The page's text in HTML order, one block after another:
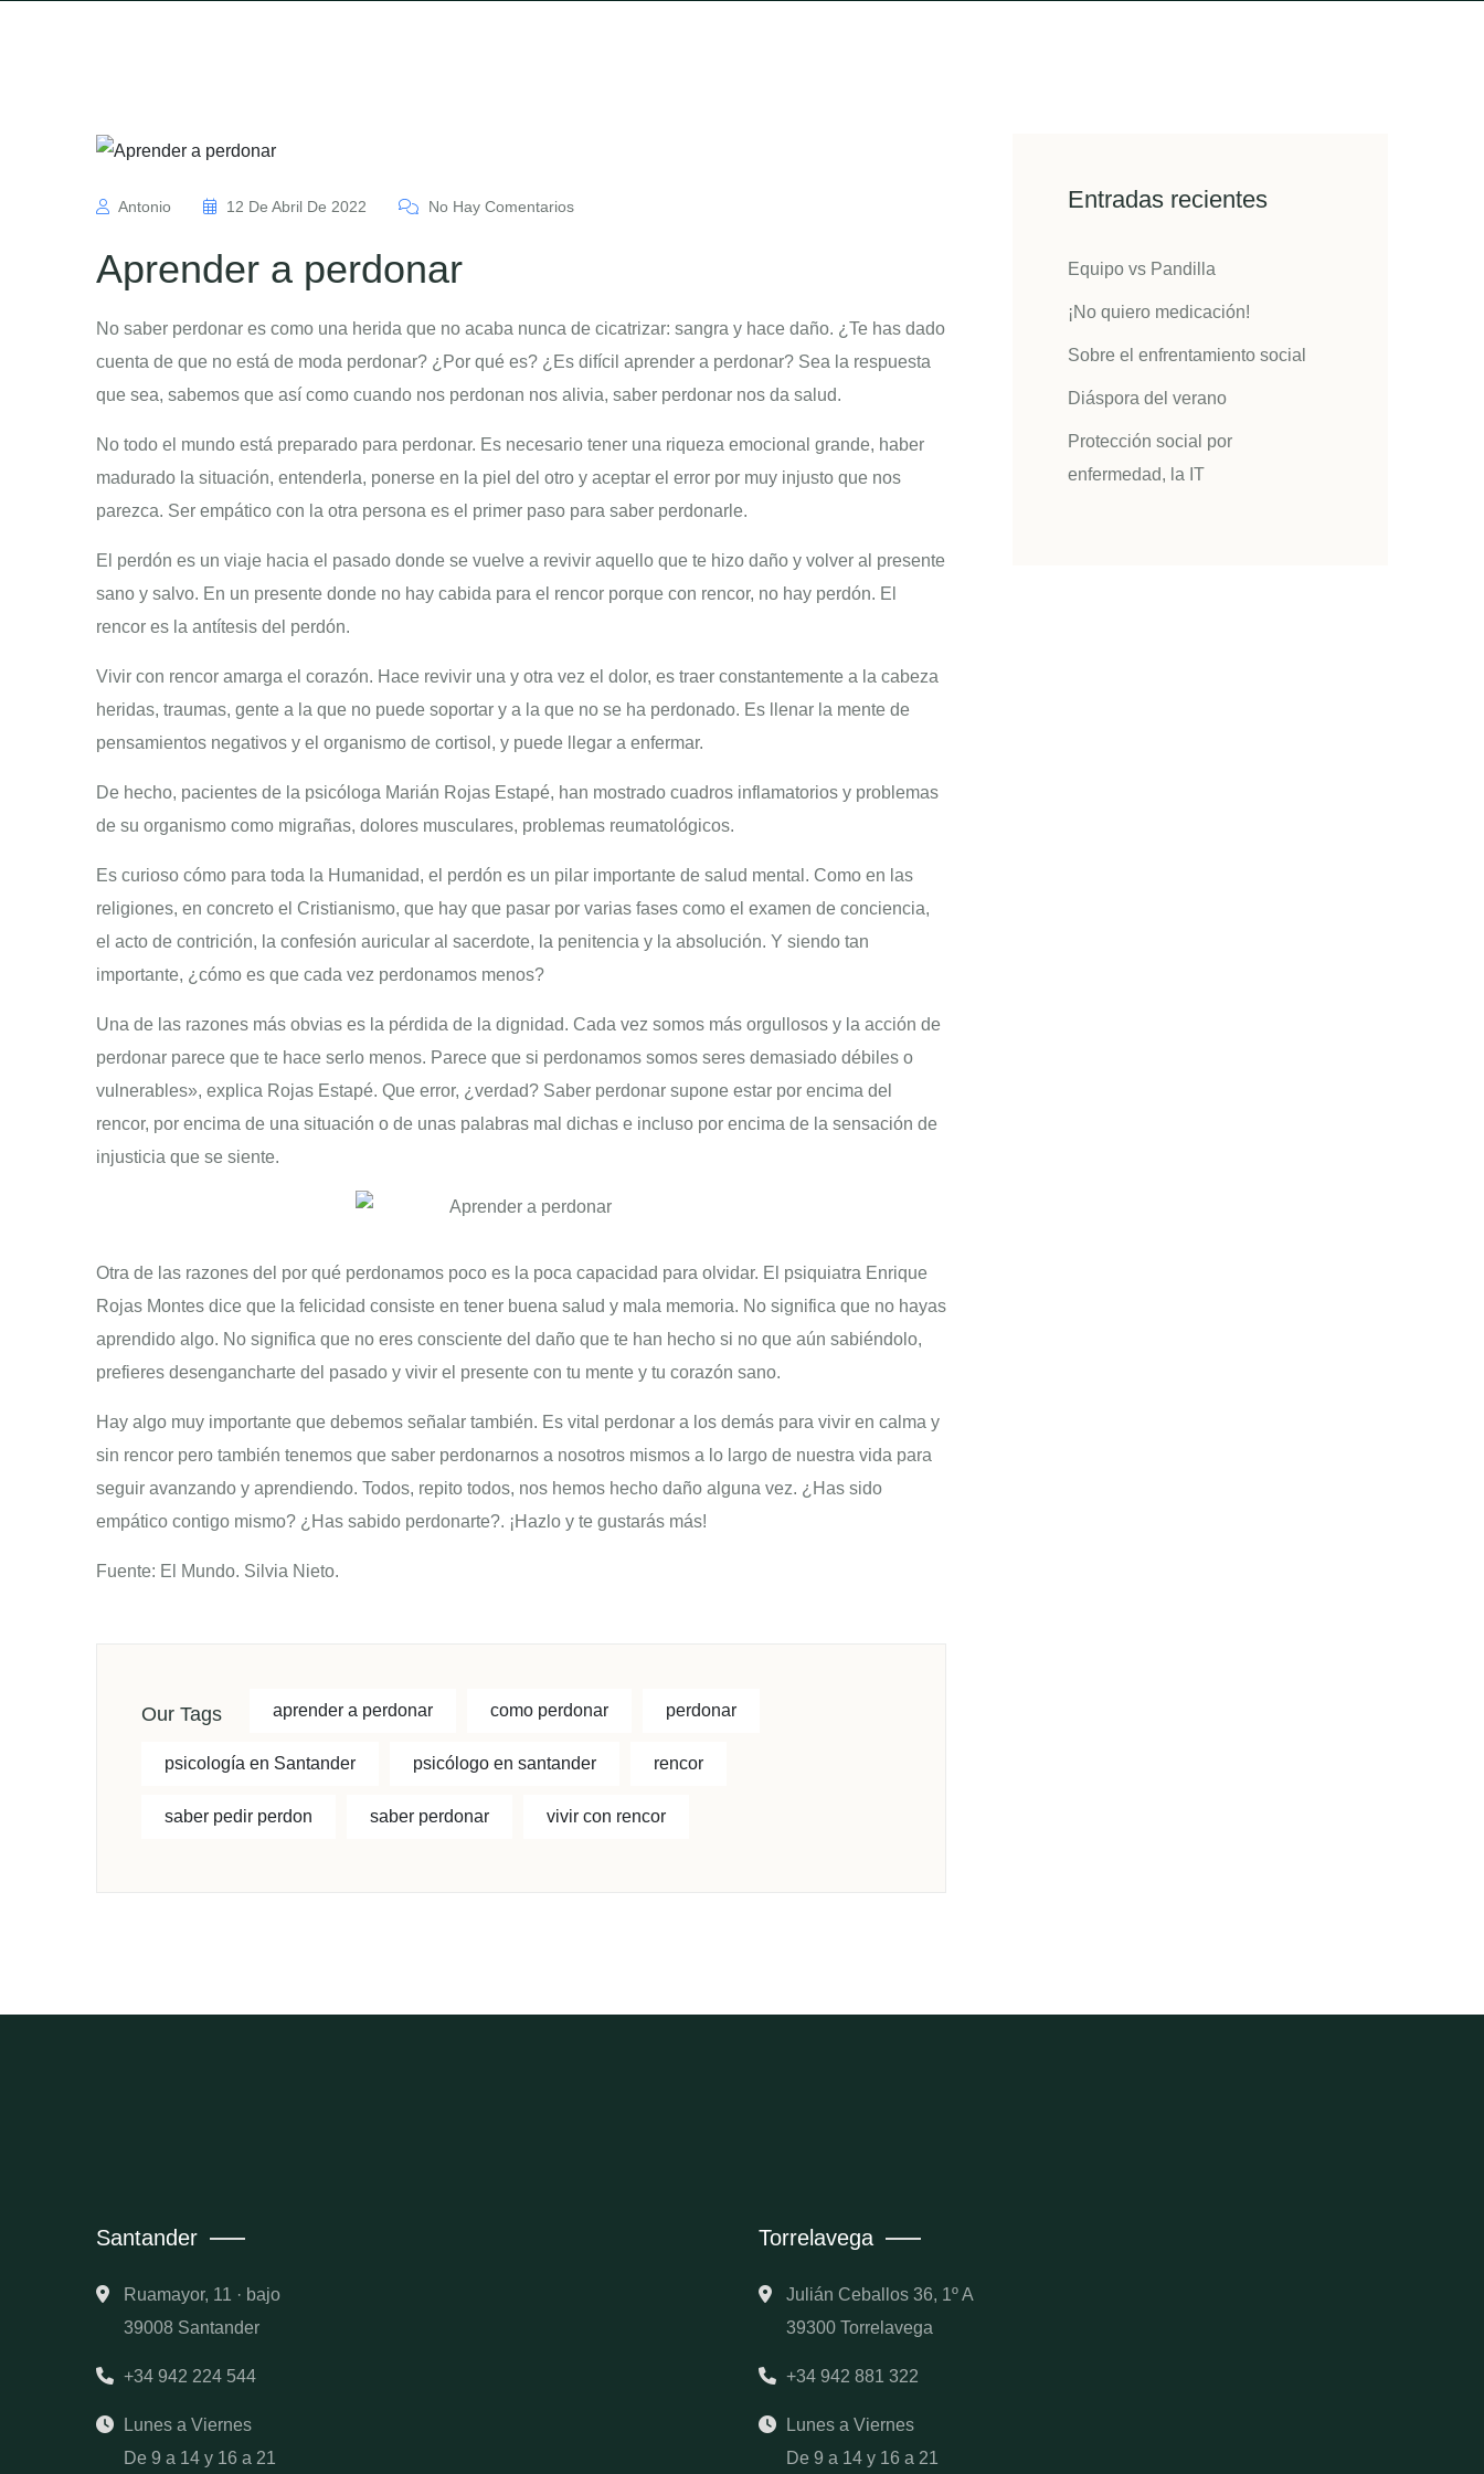
Antonio 12 De Abril De 2022 No Hay Comentarios
Aprender a perdonar
No saber perdonar es como una herida que no acaba nunca de cicatrizar: sangra y hace daño. ¿Te has dado
cuenta de que no está de moda perdonar? ¿Por qué es? ¿Es difícil aprender a perdonar? Sea la respuesta
que sea, sabemos que así como cuando nos perdonan nos alivia, saber perdonar nos da salud.
No todo el mundo está preparado para perdonar. Es necesario tener una riqueza emocional grande, haber
madurado la situación, entenderla, ponerse en la piel del otro y aceptar el error por muy injusto que nos
parezca. Ser empático con la otra persona es el primer paso para saber perdonarle.
El perdón es un viaje hacia el pasado donde se vuelve a revivir aquello que te hizo daño y volver al presente
sano y salvo. En un presente donde no hay cabida para el rencor porque con rencor, no hay perdón. El
rencor es la antítesis del perdón.
Vivir con rencor amarga el corazón. Hace revivir una y otra vez el dolor, es traer constantemente a la cabeza
heridas, traumas, gente a la que no puede soportar y a la que no se ha perdonado. Es llenar la mente de
pensamientos negativos y el organismo de cortisol, y puede llegar a enfermar.
De hecho, pacientes de la psicóloga Marián Rojas Estapé, han mostrado cuadros inflamatorios y problemas
de su organismo como migrañas, dolores musculares, problemas reumatológicos.
Es curioso cómo para toda la Humanidad, el perdón es un pilar importante de salud mental. Como en las
religiones, en concreto el Cristianismo, que hay que pasar por varias fases como el examen de conciencia,
el acto de contrición, la confesión auricular al sacerdote, la penitencia y la absolución. Y siendo tan
importante, ¿cómo es que cada vez perdonamos menos?
Una de las razones más obvias es la pérdida de la dignidad. Cada vez somos más orgullosos y la acción de
perdonar parece que te hace serlo menos. Parece que si perdonamos somos seres demasiado débiles o
vulnerables», explica Rojas Estapé. Que error, ¿verdad? Saber perdonar supone estar por encima del
rencor, por encima de una situación o de unas palabras mal dichas e incluso por encima de la sensación de
injusticia que se siente.
Otra de las razones del por qué perdonamos poco es la poca capacidad para olvidar. El psiquiatra Enrique
Rojas Montes dice que la felicidad consiste en tener buena salud y mala memoria. No significa que no hayas
aprendido algo. No significa que no eres consciente del daño que te han hecho si no que aún sabiéndolo,
prefieres desengancharte del pasado y vivir el presente con tu mente y tu corazón sano.
Hay algo muy importante que debemos señalar también. Es vital perdonar a los demás para vivir en calma y
sin rencor pero también tenemos que saber perdonarnos a nosotros mismos a lo largo de nuestra vida para
seguir avanzando y aprendiendo. Todos, repito todos, nos hemos hecho daño alguna vez. ¿Has sido
empático contigo mismo? ¿Has sabido perdonarte?. ¡Hazlo y te gustarás más!
Fuente: El Mundo. Silvia Nieto.
Our Tags aprender a perdonar como perdonar perdonar
psicología en Santander psicólogo en santander rencor
saber pedir perdon saber perdonar vivir con rencor
Entradas recientes
Equipo vs Pandilla
¡No quiero medicación!
Sobre el enfrentamiento social
Diáspora del verano
Protección social por
enfermedad, la IT
Santander
Ruamayor, 11 · bajo
39008 Santander
+34 942 224 544
Lunes a Viernes
De 9 a 14 y 16 a 21
Torrelavega
Julián Ceballos 36, 1º A
39300 Torrelavega
+34 942 881 322
Lunes a Viernes
De 9 a 14 y 16 a 21